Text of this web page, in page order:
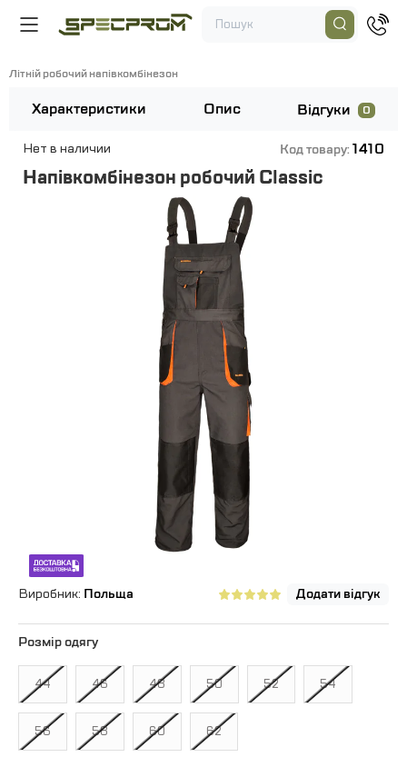
Літній робочий напівкомбінезон
Характеристики Опис Відгуки 0
Нет в наличии Код товару:1410
Напівкомбінезон робочий Classic
Додати відгук
Виробник: Польща
Розмір одягу
44 46 48 50 52 54
56 58 60 62